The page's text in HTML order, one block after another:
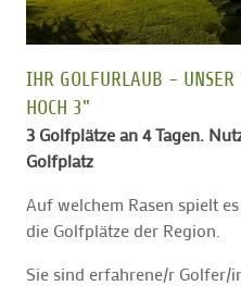
IHR GOLFURLAUB -
HOCH 3"
3 Golfplätze an 4 Tagen.
Golfplatz
Auf welchem Rasen spielt
die Golfplätze der Region.
Sie sind erfahrene/r Golfer/